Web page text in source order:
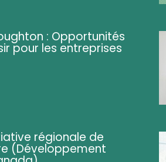
: Opportunités
pour les entreprises
régionale de
(Développement